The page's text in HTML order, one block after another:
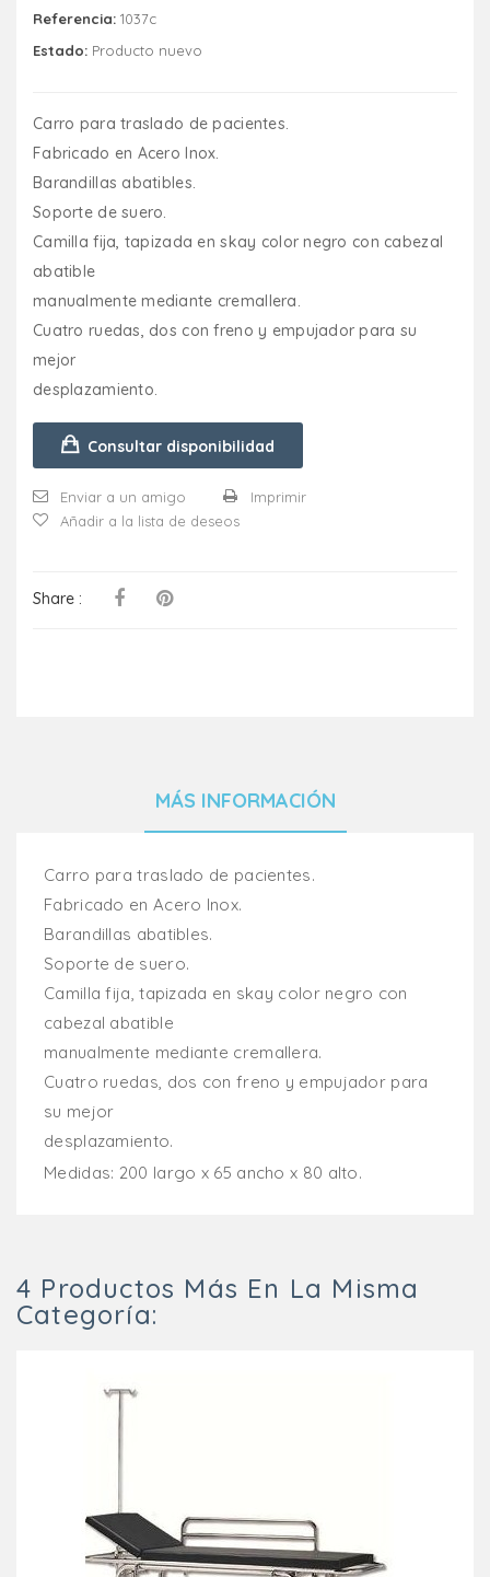
Referencia: 1037c
Estado: Producto nuevo
Carro para traslado de pacientes.
Fabricado en Acero Inox.
Barandillas abatibles.
Soporte de suero.
Camilla fija, tapizada en skay color negro con cabezal
abatible
manualmente mediante cremallera.
Cuatro ruedas, dos con freno y empujador para su
mejor
desplazamiento.
Consultar disponibilidad
Enviar a un amigo
Imprimir
Añadir a la lista de deseos
Share :
MÁS INFORMACIÓN
Carro para traslado de pacientes.
Fabricado en Acero Inox.
Barandillas abatibles.
Soporte de suero.
Camilla fija, tapizada en skay color negro con
cabezal abatible
manualmente mediante cremallera.
Cuatro ruedas, dos con freno y empujador para
su mejor
desplazamiento.
Medidas: 200 largo x 65 ancho x 80 alto.
4 Productos Más En La Misma
Categoría: